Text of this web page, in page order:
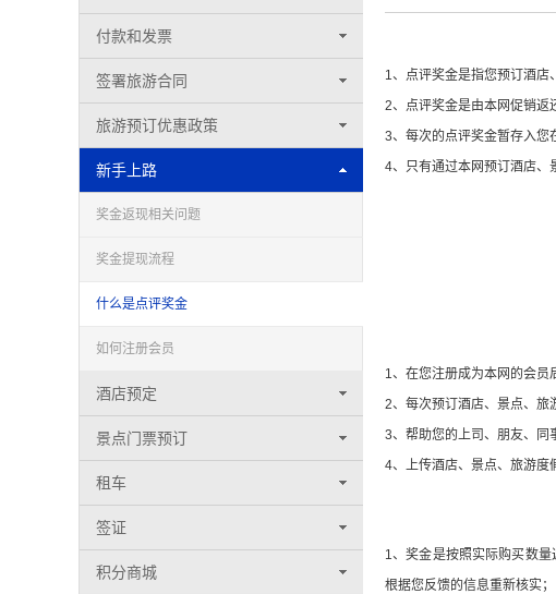
付款和发票
签署旅游合同
旅游预订优惠政策
新手上路
奖金返现相关问题
奖金提现流程
什么是点评奖金
如何注册会员
酒店预定
景点门票预订
租车
签证
积分商城
1、点评奖金是指您预订酒店
2、点评奖金是由本网促销返
3、每次的点评奖金暂存入您
4、只有通过本网预订酒店、
1、在您注册成为本网的会员
2、每次预订酒店、景点、旅
3、帮助您的上司、朋友、同
4、上传酒店、景点、旅游度
1、奖金是按照实际购买数
根据您反馈的信息重新核实；